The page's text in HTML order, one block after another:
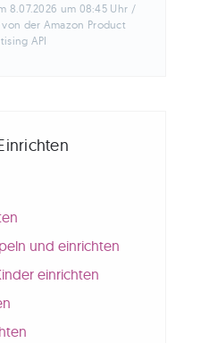
8.07.2026 um 08:45 Uhr /
der Amazon Product
API
und einrichten
einrichten